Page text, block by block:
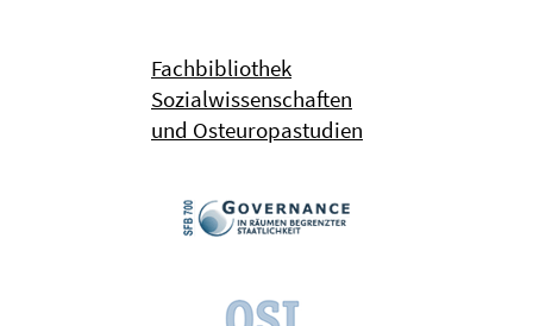
Fachbibliothek
Sozialwissenschaften
und Osteuropastudien